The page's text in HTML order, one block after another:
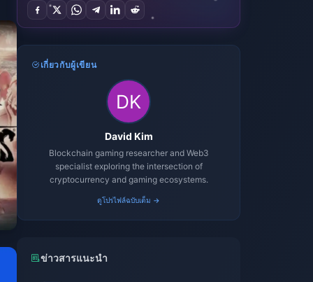
เกี่ยวกับผู้เขียน
David Kim
Blockchain gaming researcher and Web3
specialist exploring the intersection of
cryptocurrency and gaming ecosystems.
ดูโปรไฟล์ฉบับเต็ม →
ข่าวสารแนะนำ